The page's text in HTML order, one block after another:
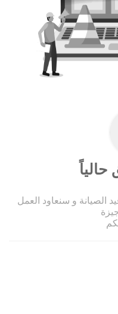
حالياً
الصيانة و سنعاود العمل